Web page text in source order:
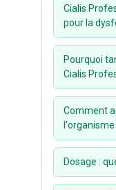
Lasix
Clomid
Stromectol
Prednisolone
Amoxil
Viagra
Cialis
Cialis
pour la
Pourquoi
Cialis
Comment
l'organisme
Dosage :